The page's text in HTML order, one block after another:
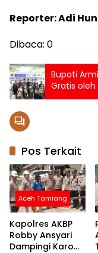
Reporter: Adi
Dibaca: 0
Bupati
Gratis oleh
Pos Terkait
Aceh Tamiang
Kapolres AKBP
Robby Ansyari
Dampingi Karo